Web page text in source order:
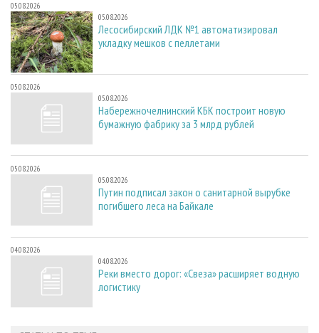
05.08.2026
05.08.2026
Лесосибирский ЛДК №1 автоматизировал
укладку мешков с пеллетами
05.08.2026
05.08.2026
Набережночелнинский КБК построит новую
бумажную фабрику за 3 млрд рублей
05.08.2026
05.08.2026
Путин подписал закон о санитарной вырубке
погибшего леса на Байкале
04.08.2026
04.08.2026
Реки вместо дорог: «Свеза» расширяет водную
логистику